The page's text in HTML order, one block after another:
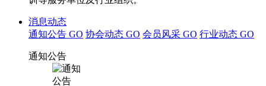
消息动态
通知公告 GO 协会动态 GO 会员风采 GO 行业动态 GO
通知公告